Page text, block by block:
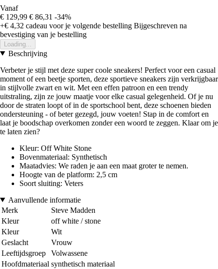
Vanaf
€ 129,99 € 86,31 -34%
+€ 4,32 cadeau voor je volgende bestelling Bijgeschreven na
bevestiging van je bestelling
Loading...
Beschrijving
Verbeter je stijl met deze super coole sneakers! Perfect voor een casual
moment of een beetje sporten, deze sportieve sneakers zijn verkrijgbaar
in stijlvolle zwart en wit. Met een effen patroon en een trendy
uitstraling, zijn ze jouw maatje voor elke casual gelegenheid. Of je nu
door de straten loopt of in de sportschool bent, deze schoenen bieden
ondersteuning - of beter gezegd, jouw voeten! Stap in de comfort en
laat je boodschap overkomen zonder een woord te zeggen. Klaar om je
te laten zien?
Kleur: Off White Stone
Bovenmateriaal: Synthetisch
Maatadvies: We raden je aan een maat groter te nemen.
Hoogte van de platform: 2,5 cm
Soort sluiting: Veters
Aanvullende informatie
Merk
Steve Madden
Kleur
off white / stone
Kleur
Wit
Geslacht
Vrouw
Leeftijdsgroep
Volwassene
Hoofdmateriaal synthetisch materiaal